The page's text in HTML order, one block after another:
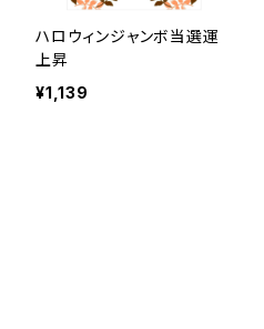
ハロウィンジャンボ当選運
上昇
¥1,139